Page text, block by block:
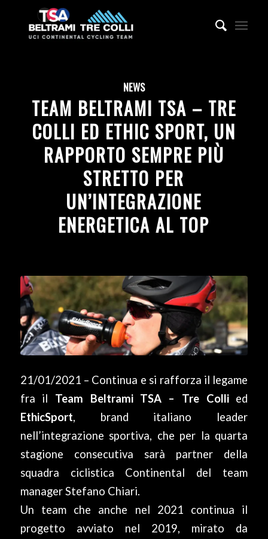
NEWS
TEAM BELTRAMI TSA – TRE
COLLI ED ETHIC SPORT, UN
RAPPORTO SEMPRE PIÙ
STRETTO PER
UN’INTEGRAZIONE
ENERGETICA AL TOP
21/01/2021 – Continua e si rafforza il legame
fra il Team Beltrami TSA – Tre Colli ed
EthicSport, brand italiano leader
nell’integrazione sportiva, che per la quarta
stagione consecutiva sarà partner della
squadra ciclistica Continental del team
manager Stefano Chiari.
Un team che anche nel 2021 continua il
progetto avviato nel 2019, mirato da